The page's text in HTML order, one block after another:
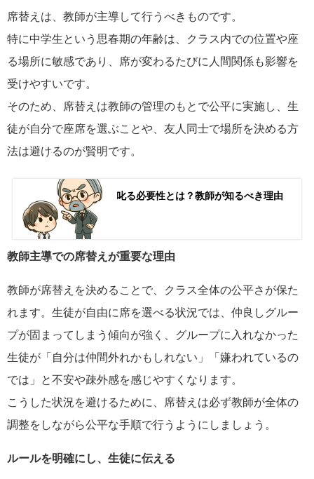
席替えは、教師が主導して行うべきものです。
特に中学生という思春期の年齢は、クラス内での位置や座
る場所に敏感であり、席が変わるたびに人間関係も影響を
受けやすいです。
そのため、席替えは教師の管理のもとで公平に実施し、生
徒が自分で座席を選ぶことや、友人同士で場所を決める方
法は避けるのが賢明です。
叱る必要性とは？教師が知るべき理由
教師主導での席替えが重要な理由
教師が席替えを決めることで、クラス全体の公平さが保た
れます。生徒が自由に席を選べる状況では、仲良しグルー
プが固まってしまう傾向が強く、グループに入れなかった
生徒が「自分は仲間外れかもしれない」「嫌われているの
では」と不安や疎外感を感じやすくなります。
こうした状況を避けるために、席替えは必ず教師が全体の
調整をしながら公平な手順で行うようにしましょう。
ルールを明確にし、生徒に伝える